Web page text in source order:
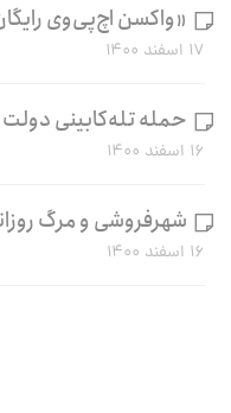
«واکسن اچ‌پی‌وی
۱۷ اسفند ۱۴۰۰
حمله تله‌کابینی
۱۶ اسفند ۱۴۰۰
شهرفروشی و مرگ
۱۶ اسفند ۱۴۰۰